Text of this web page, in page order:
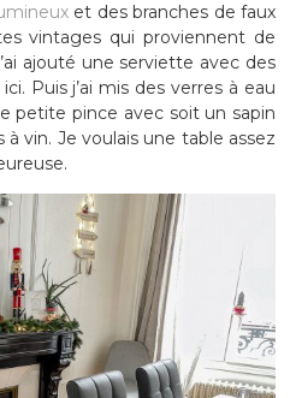
et des branches de faux
vintages qui proviennent de
ajouté une serviette avec des
Puis j’ai mis des verres à eau
petite pince avec soit un sapin
vin. Je voulais une table assez